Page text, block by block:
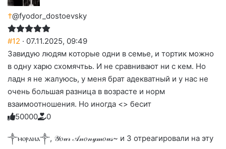
†@fyodor_dostoevsky
#12 · 07.11.2025, 09:49
Завидую людям которые одни в семье, и тортик можно
в одну харю схомячтьь. И не сравнивают ни с кем. Но
ладн я не жалуюсь, у меня брат адекватный и у нас не
очень большая разница в возрасте и норм
взаимоотношения. Но иногда <> бесит
Голосуйте
вверх.
5
Нажмите
реакцию:
улыбаюсь
0
Нажмите
реакцию:
смеюсь
0
Нажмите
реакцию:
печаль
0
Нажмите
реакцию:
плачу
0
Нажмите
благодарю
0
༒ⲙⲟⲣⲁⲏⲁ༒, 𝒴𝑜𝓊𝓇 𝒜𝓃𝑜𝓃𝓎𝓂𝑜𝓊𝓈~ и 3 отреагировали на эту